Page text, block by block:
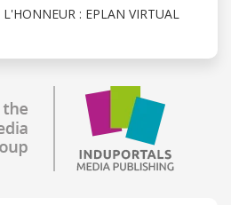
: EPLAN VIRTUAL